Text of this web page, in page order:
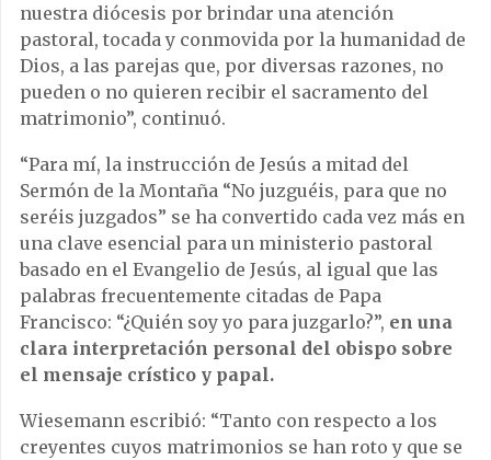
nuestra diócesis por brindar una atención
pastoral, tocada y conmovida por la humanidad de
Dios, a las parejas que, por diversas razones, no
pueden o no quieren recibir el sacramento del
matrimonio”, continuó.
“Para mí, la instrucción de Jesús a mitad del
Sermón de la Montaña “No juzguéis, para que no
seréis juzgados” se ha convertido cada vez más en
una clave esencial para un ministerio pastoral
basado en el Evangelio de Jesús, al igual que las
palabras frecuentemente citadas de Papa
Francisco: “¿Quién soy yo para juzgarlo?”, en una
clara interpretación personal del obispo sobre
el mensaje crístico y papal.
Wiesemann escribió: “Tanto con respecto a los
creyentes cuyos matrimonios se han roto y que se